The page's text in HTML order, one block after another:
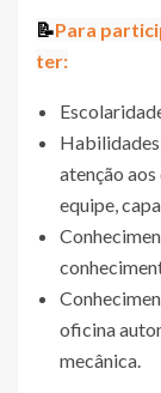
📝Para
ter:
atenção
equipe,
oficina
mecânica.